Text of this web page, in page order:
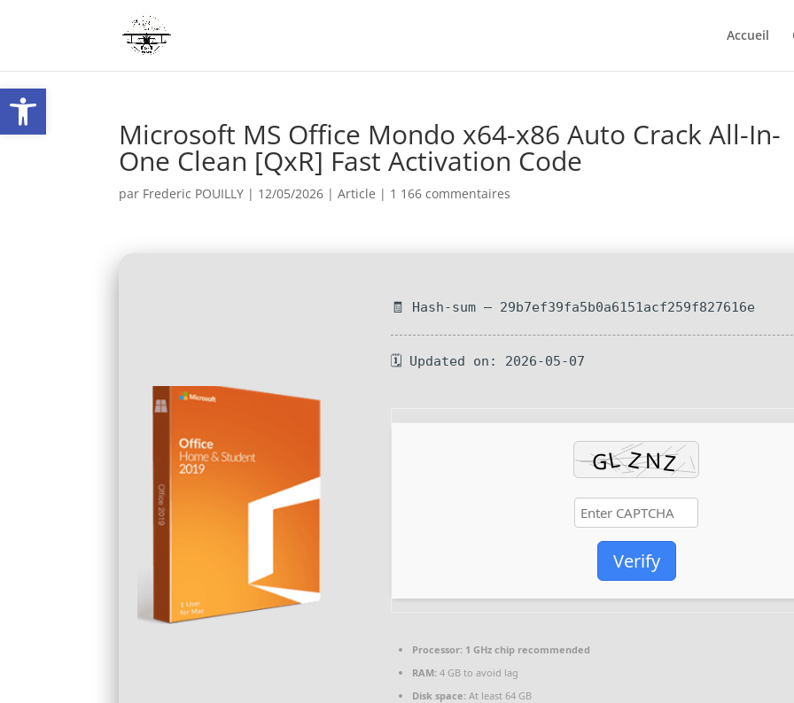
Ouvrir la barre d’outils
Accueil
Microsoft MS Office Mondo x64-x86 Auto Crack All-In-
One Clean [QxR] Fast Activation Code
par Frederic POUILLY | 12/05/2026 |Article | 1 166 commentaires
🧾 Hash-sum — 29b7ef39fa5b0a6151acf259f827616e
🗓 Updated on: 2026-05-07
Verify
Processor: 1 GHz chip recommended
RAM: 4 GB to avoid lag
Disk space: At least 64 GB